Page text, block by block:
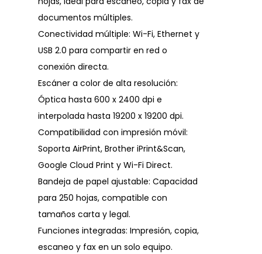
documentos múltiples.
Conectividad múltiple: Wi-Fi, Ethernet y
USB 2.0 para compartir en red o
conexión directa.
Escáner a color de alta resolución:
Óptica hasta 600 x 2400 dpi e
interpolada hasta 19200 x 19200 dpi.
Compatibilidad con impresión móvil:
Soporta AirPrint, Brother iPrint&Scan,
Google Cloud Print y Wi-Fi Direct.
Bandeja de papel ajustable: Capacidad
para 250 hojas, compatible con
tamaños carta y legal.
Funciones integradas: Impresión, copia,
escaneo y fax en un solo equipo.